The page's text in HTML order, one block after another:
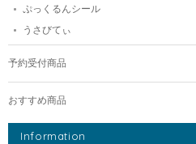
ぷっくるんシール
うさびてぃ
予約受付商品
おすすめ商品
Information